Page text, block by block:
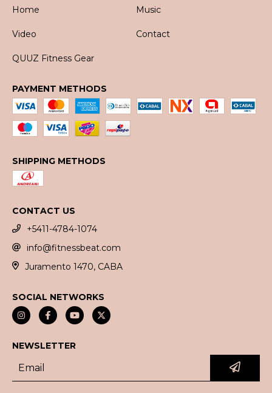
Home
Music
Video Contact
QUUZ Fitness Gear
PAYMENT METHODS
SHIPPING METHODS
CONTACT US
+5411-4784-1074
info@fitnessbeat.com
Juramento 1470, CABA
SOCIAL NETWORKS
NEWSLETTER